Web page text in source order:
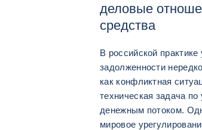
деловые
средства
В российской практике
задолженности
как конфликтная
техническая задача
денежным потоком.
мировое